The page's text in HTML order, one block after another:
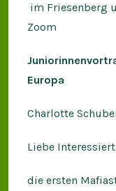
im Friesenberg
Zoom
Europa
Charlotte
Liebe
die ersten